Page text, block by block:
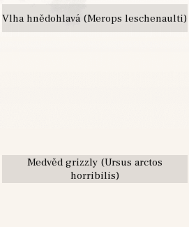
Vlha hnědohlavá (Merops leschenaulti)
Medvěd grizzly (Ursus arctos
horribilis)